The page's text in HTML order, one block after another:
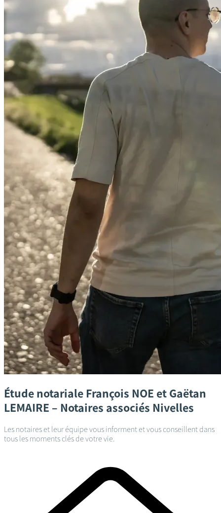
Étude notariale François NOE et Gaëtan
LEMAIRE – Notaires associés Nivelles
Les notaires et leur équipe vous informent et vous conseillent dans
tous les moments clés de votre vie.